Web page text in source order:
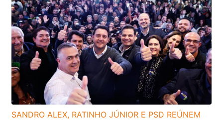
SANDRO ALEX, RATINHO JÚNIOR E PSD REÚNEM